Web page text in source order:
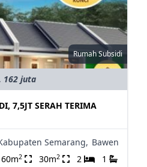
Rumah Subsidi
162 juta
7,5JT SERAH TERIMA
Semarang, Bawen
60m2 30m2 2 1